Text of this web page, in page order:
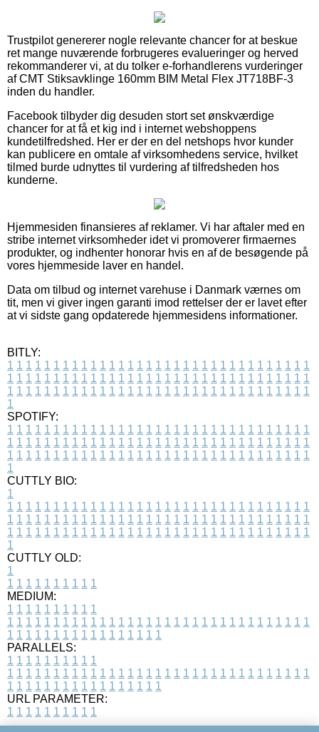
Trustpilot genererer nogle relevante chancer for at beskue
ret mange nuværende forbrugeres evalueringer og herved
rekommanderer vi, at du tolker e-forhandlerens vurderinger
af CMT Stiksavklinge 160mm BIM Metal Flex JT718BF-3
inden du handler.
Facebook tilbyder dig desuden stort set ønskværdige
chancer for at få et kig ind i internet webshoppens
kundetilfredshed. Her er der en del netshops hvor kunder
kan publicere en omtale af virksomhedens service, hvilket
tilmed burde udnyttes til vurdering af tilfredsheden hos
kunderne.
Hjemmesiden finansieres af reklamer. Vi har aftaler med en
stribe internet virksomheder idet vi promoverer firmaernes
produkter, og indhenter honorar hvis en af de besøgende på
vores hjemmeside laver en handel.
Data om tilbud og internet varehuse i Danmark værnes om
tit, men vi giver ingen garanti imod rettelser der er lavet efter
at vi sidste gang opdaterede hjemmesidens informationer.
BITLY:
1 1 1 1 1 1 1 1 1 1 1 1 1 1 1 1 1 1 1 1 1 1 1 1 1 1 1 1 1 1 1 1 1
1 1 1 1 1 1 1 1 1 1 1 1 1 1 1 1 1 1 1 1 1 1 1 1 1 1 1 1 1 1 1 1 1
1 1 1 1 1 1 1 1 1 1 1 1 1 1 1 1 1 1 1 1 1 1 1 1 1 1 1 1 1 1 1 1 1
1
SPOTIFY:
1 1 1 1 1 1 1 1 1 1 1 1 1 1 1 1 1 1 1 1 1 1 1 1 1 1 1 1 1 1 1 1 1
1 1 1 1 1 1 1 1 1 1 1 1 1 1 1 1 1 1 1 1 1 1 1 1 1 1 1 1 1 1 1 1 1
1 1 1 1 1 1 1 1 1 1 1 1 1 1 1 1 1 1 1 1 1 1 1 1 1 1 1 1 1 1 1 1 1
1
CUTTLY BIO:
1
1 1 1 1 1 1 1 1 1 1 1 1 1 1 1 1 1 1 1 1 1 1 1 1 1 1 1 1 1 1 1 1 1
1 1 1 1 1 1 1 1 1 1 1 1 1 1 1 1 1 1 1 1 1 1 1 1 1 1 1 1 1 1 1 1 1
1 1 1 1 1 1 1 1 1 1 1 1 1 1 1 1 1 1 1 1 1 1 1 1 1 1 1 1 1 1 1 1 1
1
CUTTLY OLD:
1
1 1 1 1 1 1 1 1 1 1
MEDIUM:
1 1 1 1 1 1 1 1 1 1
1 1 1 1 1 1 1 1 1 1 1 1 1 1 1 1 1 1 1 1 1 1 1 1 1 1 1 1 1 1 1 1 1
1 1 1 1 1 1 1 1 1 1 1 1 1 1 1 1 1
PARALLELS:
1 1 1 1 1 1 1 1 1 1
1 1 1 1 1 1 1 1 1 1 1 1 1 1 1 1 1 1 1 1 1 1 1 1 1 1 1 1 1 1 1 1 1
1 1 1 1 1 1 1 1 1 1 1 1 1 1 1 1 1
URL PARAMETER:
1 1 1 1 1 1 1 1 1 1